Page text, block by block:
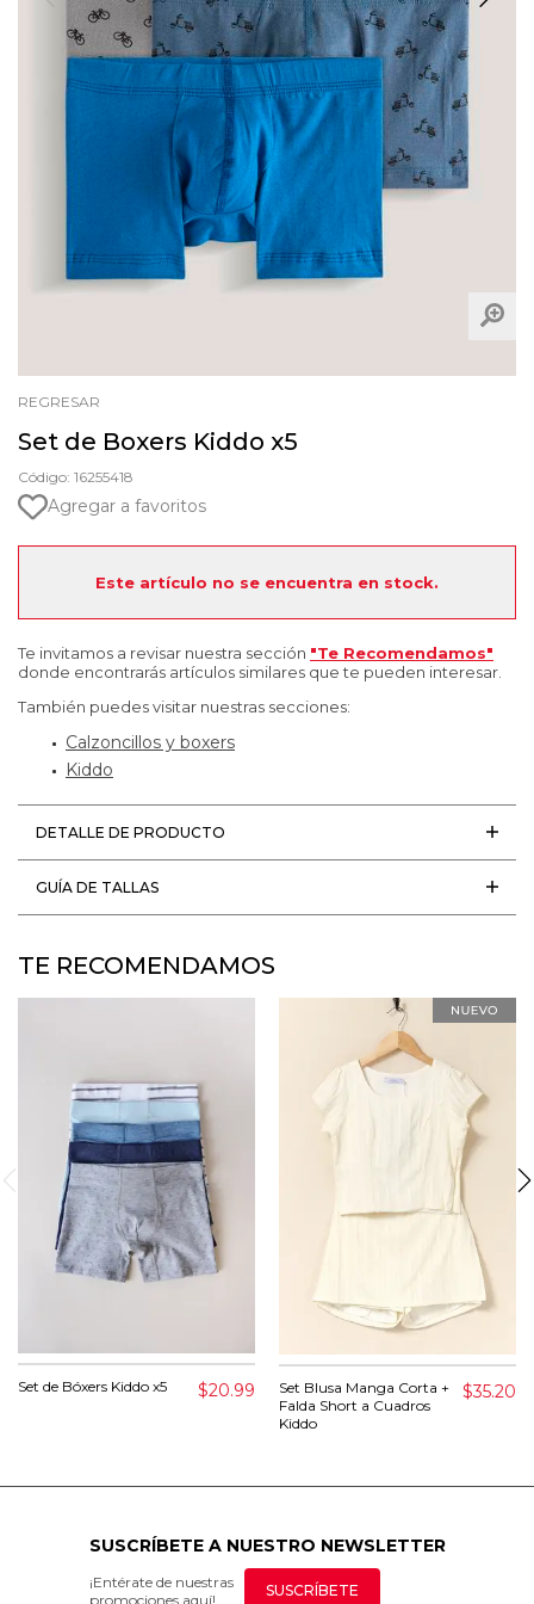
REGRESAR
Set de Boxers Kiddo x5
Código: 16255418
Agregar a favoritos
Este artículo no se encuentra en stock.
Te invitamos a revisar nuestra sección "Te Recomendamos"
donde encontrarás artículos similares que te pueden interesar.
También puedes visitar nuestras secciones:
Calzoncillos y boxers
Kiddo
DETALLE DE PRODUCTO
GUÍA DE TALLAS
TE RECOMENDAMOS
Set de Bóxers Kiddo x5 $20.99
Set Blusa Manga Corta +
Falda Short a Cuadros
Kiddo
$35.20
SUSCRÍBETE A NUESTRO NEWSLETTER
¡Entérate de nuestras
promociones aquí!
SUSCRÍBETE